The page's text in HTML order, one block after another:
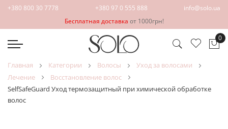
+380 800 30 7778 +380 97 0 555 888
info@solo.ua
Бесплатная доставка от 1000грн!
0
главная категории волосы
уход за волосами
лечение
восстановление волос
SelfSafeGuard Уход термозащитный при химической обработке
волос